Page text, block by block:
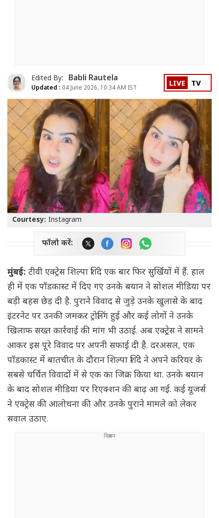
Edited By: Babli Rautela
Updated : 04 June 2026, 10:34 AM IST LIVE TV
Courtesy: Instagram
फॉलो करें:
मुंबई: टीवी एक्ट्रेस शिल्पा शिंदे एक बार फिर सुर्खियों में हैं. हाल
ही में एक पॉडकास्ट में दिए गए उनके बयान ने सोशल मीडिया पर
बड़ी बहस छेड़ दी है. पुराने विवाद से जुड़े उनके खुलासे के बाद
इंटरनेट पर उनकी जमकर ट्रोलिंग हुई और कई लोगों ने उनके
खिलाफ सख्त कार्रवाई की मांग भी उठाई. अब एक्ट्रेस ने सामने
आकर इस पूरे विवाद पर अपनी सफाई दी है. दरअसल, एक
पॉडकास्ट में बातचीत के दौरान शिल्पा शिंदे ने अपने करियर के
सबसे चर्चित विवादों में से एक का जिक्र किया था. उनके बयान
के बाद सोशल मीडिया पर रिएक्शन की बाढ़ आ गई. कई यूजर्स
ने एक्ट्रेस की आलोचना की और उनके पुराने मामले को लेकर
सवाल उठाए.